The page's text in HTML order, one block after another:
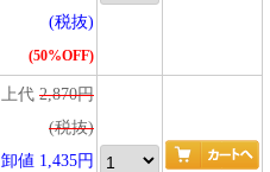
(税抜)
(50%OFF)
上代 2,870円
(税抜)
卸値 1,435円